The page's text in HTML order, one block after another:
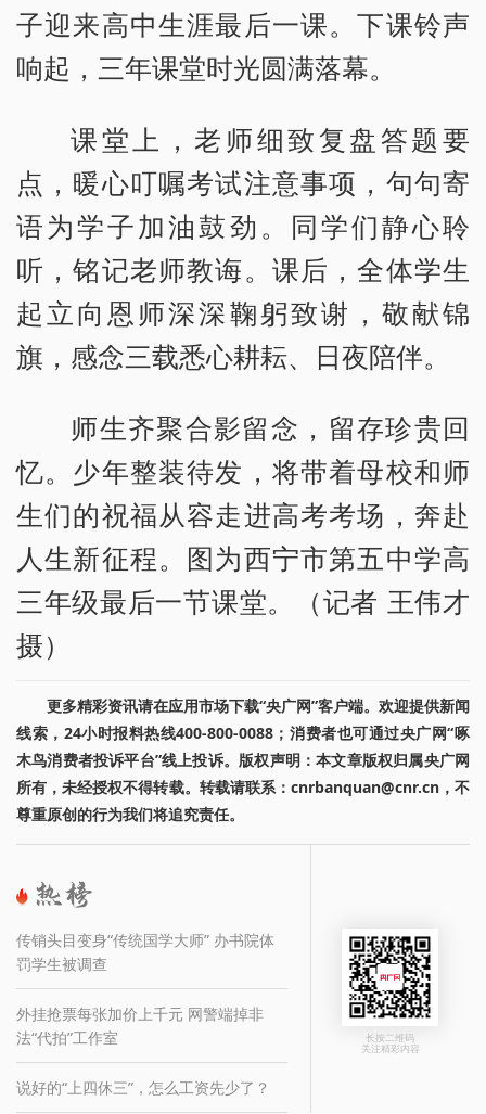
子迎来高中生涯最后一课。下课铃声
响起，三年课堂时光圆满落幕。
课堂上，老师细致复盘答题要
点，暖心叮嘱考试注意事项，句句寄
语为学子加油鼓劲。同学们静心聆
听，铭记老师教诲。课后，全体学生
起立向恩师深深鞠躬致谢，敬献锦
旗，感念三载悉心耕耘、日夜陪伴。
师生齐聚合影留念，留存珍贵回
忆。少年整装待发，将带着母校和师
生们的祝福从容走进高考考场，奔赴
人生新征程。图为西宁市第五中学高
三年级最后一节课堂。（记者 王伟才
摄）
更多精彩资讯请在应用市场下载“央广网”客户端。欢迎提供新闻
线索，24小时报料热线400-800-0088；消费者也可通过央广网“啄
木鸟消费者投诉平台”线上投诉。版权声明：本文章版权归属央广网
所有，未经授权不得转载。转载请联系：cnrbanquan@cnr.cn，不
尊重原创的行为我们将追究责任。
传销头目变身“传统国学大师” 办书院体
罚学生被调查
外挂抢票每张加价上千元 网警端掉非
法“代拍”工作室
说好的“上四休三”，怎么工资先少了？
长按二维码
关注精彩内容